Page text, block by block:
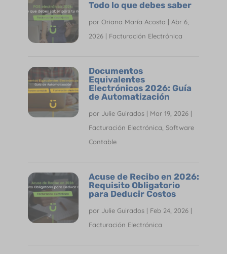
Todo lo que debes saber
por Oriana María Acosta | Abr 6,
2026| Facturación Electrónica
Documentos
Equivalentes
Electrónicos 2026: Guía
de Automatización
por Julie Guirados| Mar 19, 2026|
Facturación Electrónica Software
Contable
Acuse de Recibo en 2026:
Requisito Obligatorio
para Deducir Costos
por Julie Guirados| Feb 24, 2026|
Facturación Electrónica